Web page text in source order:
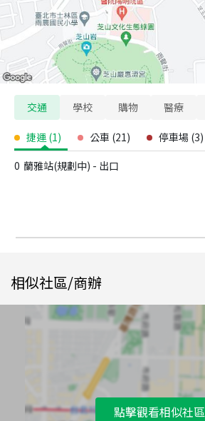
交通 學校 購物 醫療
捷運 (1) 公車 (21) 停車場 (3)
0 蘭雅站(規劃中) - 出口
相似社區/商辦
點擊觀看相似社區